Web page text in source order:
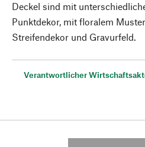
Deckel sind mit
Punktdekor, mit floralem
Streifendekor und Gravurfeld.
Verantwortlicher